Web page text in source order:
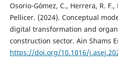
Osorio-Gómez, C., Herrera, R.
Pellicer. (2024). Conceptual
digital transformation and
construction sector. Ain Shams
https://doi.org/10.1016/